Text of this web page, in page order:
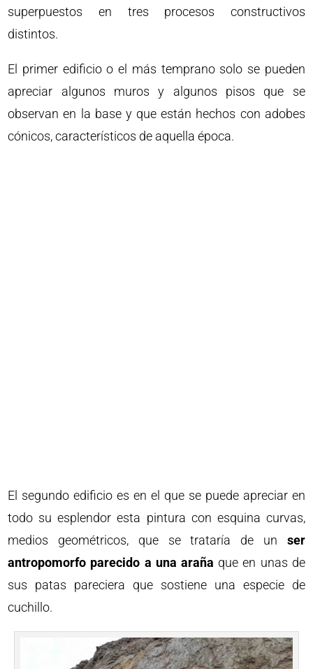
superpuestos en tres procesos constructivos
distintos.
El primer edificio o el más temprano solo se pueden
apreciar algunos muros y algunos pisos que se
observan en la base y que están hechos con adobes
cónicos, característicos de aquella época.
El segundo edificio es en el que se puede apreciar en
todo su esplendor esta pintura con esquina curvas,
medios geométricos, que se trataría de un ser
antropomorfo parecido a una araña que en unas de
sus patas pareciera que sostiene una especie de
cuchillo.